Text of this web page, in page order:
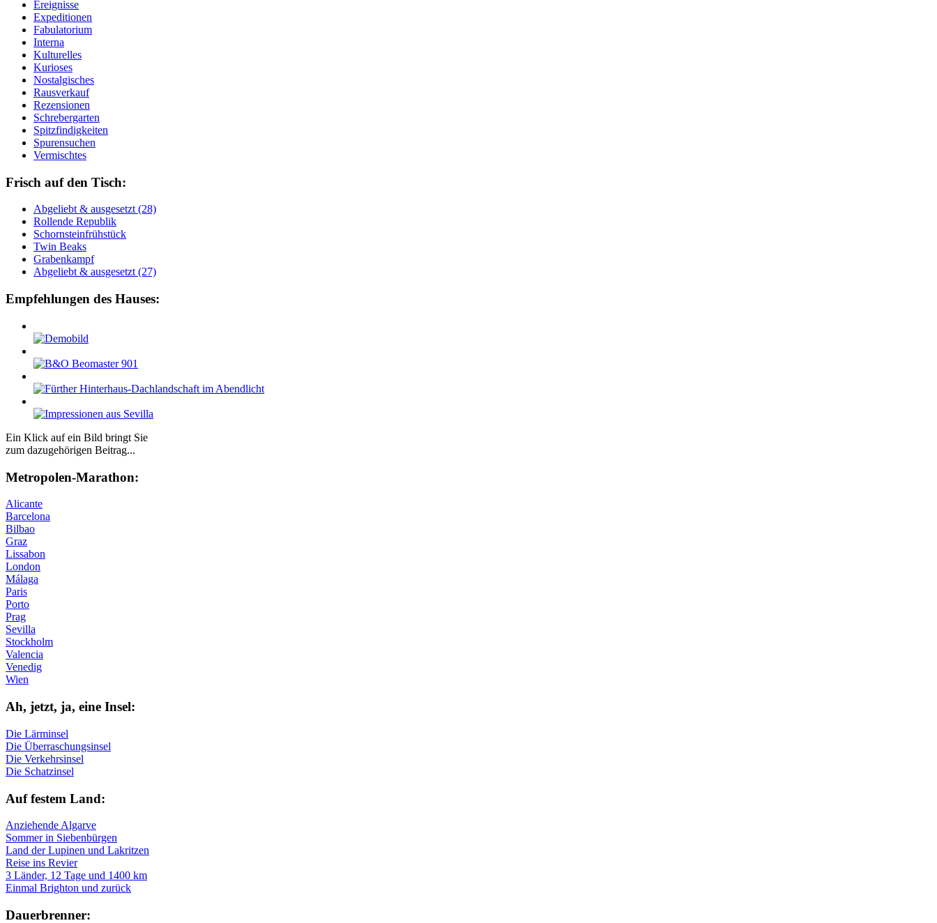
Ereignisse
Expeditionen
Fabulatorium
Interna
Kulturelles
Kurioses
Nostalgisches
Rausverkauf
Rezensionen
Schrebergarten
Spitzfindigkeiten
Spurensuchen
Vermischtes
Frisch auf den Tisch:
Ab­ge­liebt & aus­ge­setzt (28)
Rol­len­de Re­pu­blik
Schorn­stein­früh­stück
Twin Beaks
Gra­ben­kampf
Ab­ge­liebt & aus­ge­setzt (27)
Empfehlungen des Hauses:
Ein Klick auf ein Bild bringt Sie
zum dazugehörigen Beitrag...
Me­tro­po­len-Ma­ra­thon:
Alicante
Barcelona
Bilbao
Graz
Lissabon
London
Málaga
Paris
Porto
Prag
Sevilla
Stockholm
Valencia
Venedig
Wien
Ah, jetzt, ja, ei­ne In­sel:
Die Lärminsel
Die Überraschungsinsel
Die Verkehrsinsel
Die Schatzinsel
Auf fe­stem Land:
Anziehende Algarve
Sommer in Siebenbürgen
Land der Lupinen und Lakritzen
Reise ins Revier
3 Länder, 12 Tage und 1400 km
Einmal Brighton und zurück
Dau­er­bren­ner: